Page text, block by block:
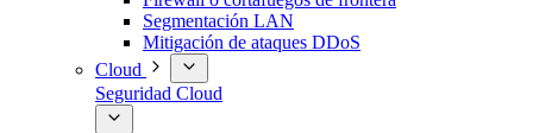
Segmentación LAN
Mitigación de ataques DDoS
Cloud
Seguridad Cloud